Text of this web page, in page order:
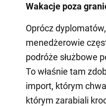
Wakacje poza
Oprócz
menedżerowie
podróże służbowe
To właśnie tam
import, którym
którym zarabiali